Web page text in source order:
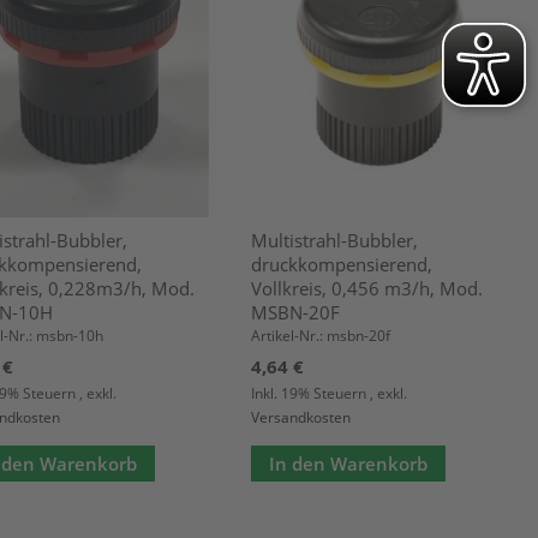
Bubbler,
0,228m3/h, Mod.
10H
Nr.: msbn-10h
Steuern , exkl.
Warenkorb
Multistrahl-Bubbler,
druckkompensierend,
Vollkreis, 0,456 m3/h, Mod.
MSBN-20F
Artikel-Nr.: msbn-20f
4,64 €
Inkl. 19% Steuern , exkl.
Versandkosten
In den Warenkorb